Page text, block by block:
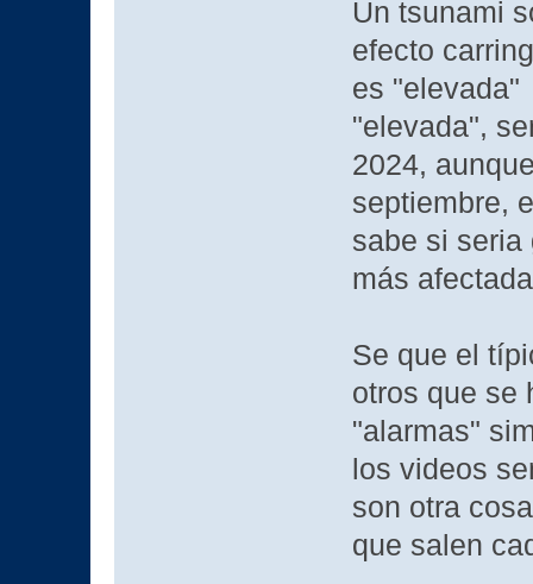
Un tsunami
efecto
es "elevada"
"elevada",
2024,
septiembre,
sabe si seria
más
Se que el
otros que se
"alarmas"
los videos
son otra
que salen